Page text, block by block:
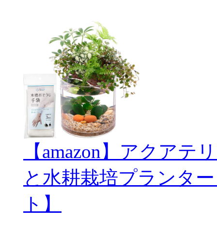
【amazon】アクアテ
と水耕栽培プランタ
ト】